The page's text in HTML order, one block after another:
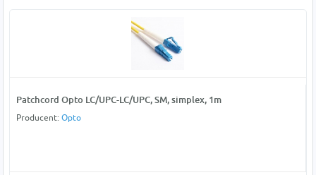
Patchcord Opto LC/UPC-LC/UPC, SM, simplex, 1m
Producent: Opto